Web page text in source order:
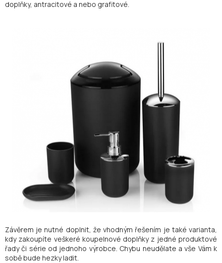
doplňky, antracitové a nebo grafitové.
Závěrem je nutné doplnit, že vhodným řešením je také varianta,
kdy zakoupíte veškeré koupelnové doplňky z jedné produktové
řady či série od jednoho výrobce. Chybu neudělate a vše Vám k
sobě bude hezky ladit.